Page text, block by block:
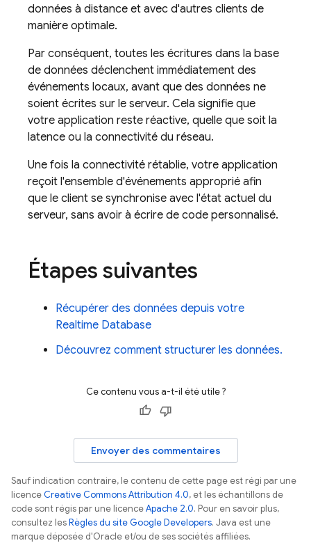
données à distance et avec d'autres clients de
manière optimale.
Par conséquent, toutes les écritures dans la base
de données déclenchent immédiatement des
événements locaux, avant que des données ne
soient écrites sur le serveur. Cela signifie que
votre application reste réactive, quelle que soit la
latence ou la connectivité du réseau.
Une fois la connectivité rétablie, votre application
reçoit l'ensemble d'événements approprié afin
que le client se synchronise avec l'état actuel du
serveur, sans avoir à écrire de code personnalisé.
Étapes suivantes
Récupérer des données depuis votre
Realtime Database
Découvrez comment structurer les données.
Ce contenu vous a-t-il été utile ?
Envoyer des commentaires
Sauf indication contraire, le contenu de cette page est régi par une
licenceCreative Commons Attribution 4.0, et les échantillons de
code sont régis par une licenceApache 2.0. Pour en savoir plus,
consultez lesRègles du site Google Developers. Java est une
marque déposée d'Oracle et/ou de ses sociétés affiliées.